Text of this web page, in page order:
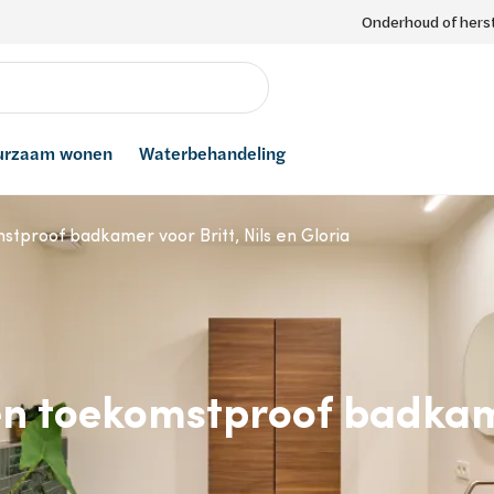
Onderhoud of
wonen Waterbehandeling
badkamer voor Britt, Nils en Gloria
toekomstproof